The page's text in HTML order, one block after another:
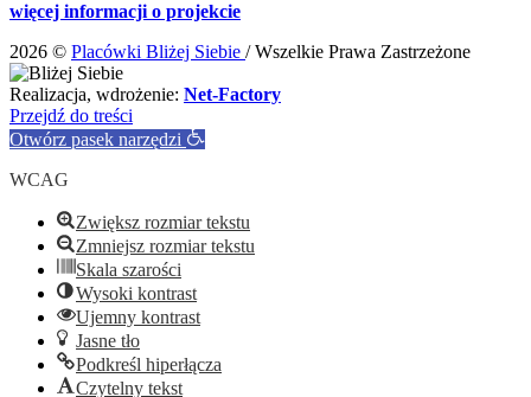
więcej informacji o projekcie
2026 © Placówki Bliżej Siebie / Wszelkie Prawa Zastrzeżone
Realizacja, wdrożenie: Net-Factory
Przejdź do treści
Otwórz pasek narzędzi
WCAG
Zwiększ rozmiar tekstu
Zmniejsz rozmiar tekstu
Skala szarości
Wysoki kontrast
Ujemny kontrast
Jasne tło
Podkreśl hiperłącza
Czytelny tekst